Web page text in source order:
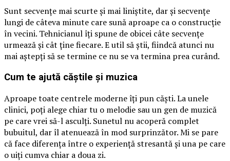
Sunt secvențe mai scurte și mai liniștite, dar și secvențe
lungi de câteva minute care sună aproape ca o construcție
în vecini. Tehnicianul îți spune de obicei câte secvențe
urmează și cât ține fiecare. E util să știi, fiindcă atunci nu
mai aștepți să se termine ce nu se va termina prea curând.
Cum te ajută căștile și muzica
Aproape toate centrele moderne îți pun căști. La unele
clinici, poți alege chiar tu o melodie sau un gen de muzică
pe care vrei să-l asculți. Sunetul nu acoperă complet
bubuitul, dar îl atenuează în mod surprinzător. Mi se pare
că face diferența între o experiență stresantă și una pe care
o uiți cumva chiar a doua zi.